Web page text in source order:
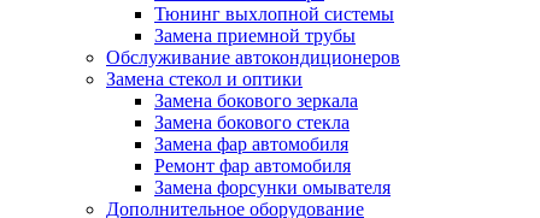
Тюнинг выхлопной системы
Замена приемной трубы
Обслуживание автокондиционеров
Замена стекол и оптики
Замена бокового зеркала
Замена бокового стекла
Замена фар автомобиля
Ремонт фар автомобиля
Замена форсунки омывателя
Дополнительное оборудование